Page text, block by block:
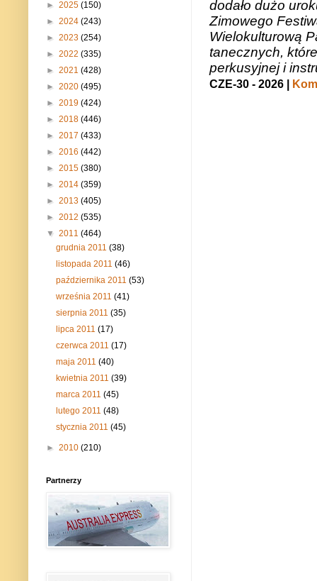
dodało dużo
Zimowego
Wielokulturową
tanecznych,
perkusyjnej i
CZE-30 - 2026 |
► 2025 (150)
► 2024 (243)
► 2023 (254)
► 2022 (335)
► 2021 (428)
► 2020 (495)
► 2019 (424)
► 2018 (446)
► 2017 (433)
► 2016 (442)
► 2015 (380)
► 2014 (359)
► 2013 (405)
► 2012 (535)
▼ 2011 (464)
grudnia 2011(38)
listopada 2011(46)
października 2011(53)
września 2011(41)
sierpnia 2011(35)
lipca 2011(17)
czerwca 2011(17)
maja 2011(40)
kwietnia 2011(39)
marca 2011(45)
lutego 2011(48)
stycznia 2011(45)
► 2010 (210)
Partnerzy